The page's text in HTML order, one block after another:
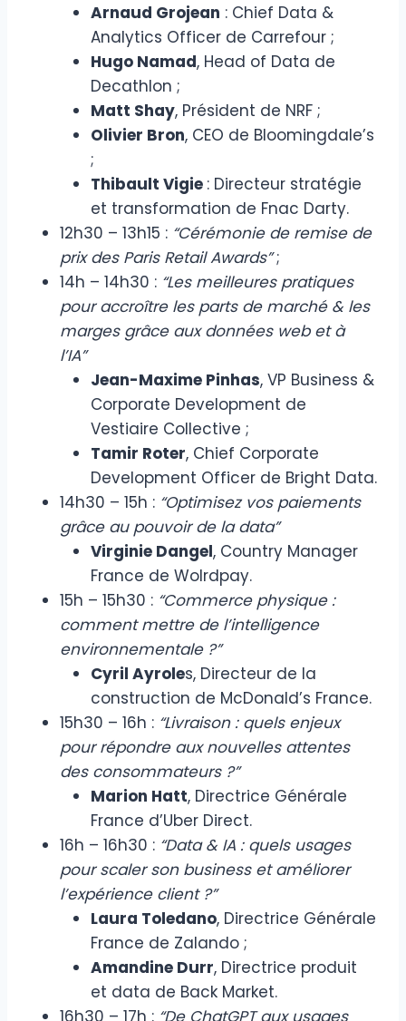
Arnaud Grojean : Chief Data &
Analytics Officer de Carrefour ;
Hugo Namad, Head of Data de
Decathlon ;
Matt Shay, Président de NRF ;
Olivier Bron, CEO de Bloomingdale’s
;
Thibault Vigie : Directeur stratégie
et transformation de Fnac Darty.
12h30 – 13h15 : “Cérémonie de remise de
prix des Paris Retail Awards”;
14h – 14h30 : “Les meilleures pratiques
pour accroître les parts de marché & les
marges grâce aux données web et à
l’IA”
Jean-Maxime Pinhas, VP Business &
Corporate Development de
Vestiaire Collective ;
Tamir Roter, Chief Corporate
Development Officer de Bright Data.
14h30 – 15h : “Optimisez vos paiements
grâce au pouvoir de la data”
Virginie Dangel, Country Manager
France de Wolrdpay.
15h – 15h30 : “Commerce physique :
comment mettre de l’intelligence
environnementale ?”
Cyril Ayroles, Directeur de la
construction de McDonald’s France.
15h30 – 16h : “Livraison : quels enjeux
pour répondre aux nouvelles attentes
des consommateurs ?”
Marion Hatt, Directrice Générale
France d’Uber Direct.
16h – 16h30 : “Data & IA : quels usages
pour scaler son business et améliorer
l’expérience client ?”
Laura Toledano, Directrice Générale
France de Zalando ;
Amandine Durr, Directrice produit
et data de Back Market.
16h30 – 17h : “De ChatGPT aux usages